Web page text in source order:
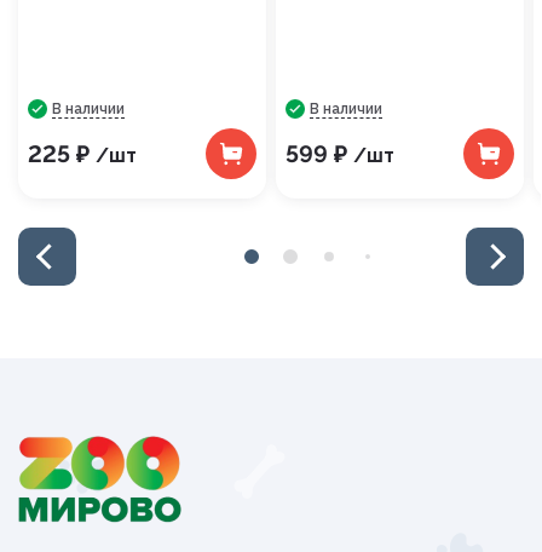
В наличии
225 ₽ /шт
В наличии
599 ₽ /шт